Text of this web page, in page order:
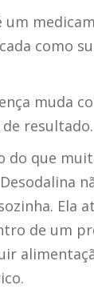
um
como
muda
resultado.
do que
Ela
de um